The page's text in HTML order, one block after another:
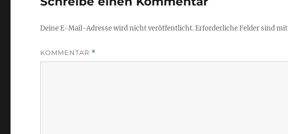
Deine E-Mail-Adresse wird nicht veröffentlicht.Erforderliche Felder sind mit
KOMMENTAR *